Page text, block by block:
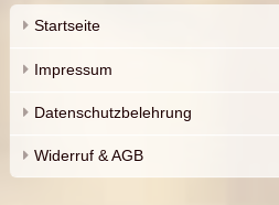
Startseite
Impressum
Datenschutzbelehrung
Widerruf & AGB